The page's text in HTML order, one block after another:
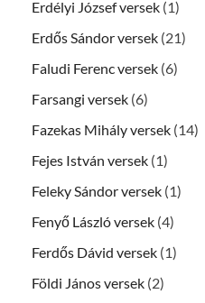
Erdélyi József versek (1)
Erdős Sándor versek (21)
Faludi Ferenc versek (6)
Farsangi versek (6)
Fazekas Mihály versek (14)
Fejes István versek (1)
Feleky Sándor versek (1)
Fenyő László versek (4)
Ferdős Dávid versek (1)
Földi János versek (2)